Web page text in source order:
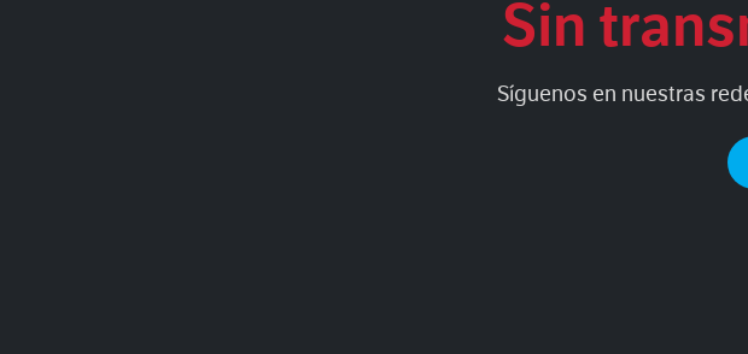
Sin
Síguenos en nuestras